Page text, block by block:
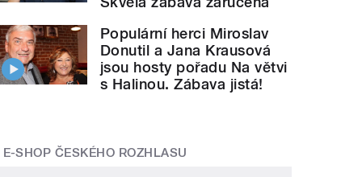
Populární herci Miroslav
Donutil a Jana Krausová
jsou hosty pořadu Na větvi
s Halinou. Zábava jistá!
E-SHOP ČESKÉHO ROZHLASU